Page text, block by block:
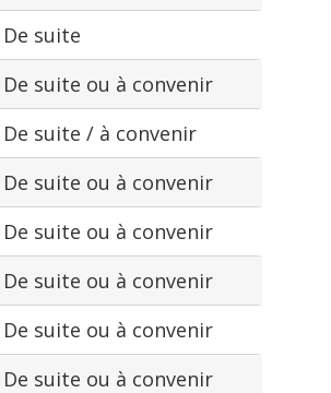
De suite
De suite ou à convenir
De suite / à convenir
De suite ou à convenir
De suite ou à convenir
De suite ou à convenir
De suite ou à convenir
De suite ou à convenir